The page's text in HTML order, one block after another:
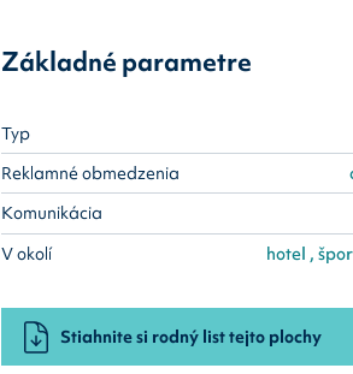
Základné parametre
Typ
Reklamné obmedzenia
Komunikácia
V okolí
hotel ,
Stiahnite si rodný list tejto plochy